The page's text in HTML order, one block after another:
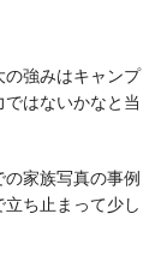
強みはキャンプ
はないかなと当
家族写真の事例
ち止まって少し